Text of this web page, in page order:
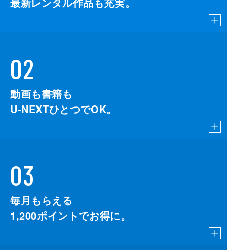
02
動画も書籍も
U-NEXTひとつでOK。
03
毎月もらえる
1,200ポイントでお得に。